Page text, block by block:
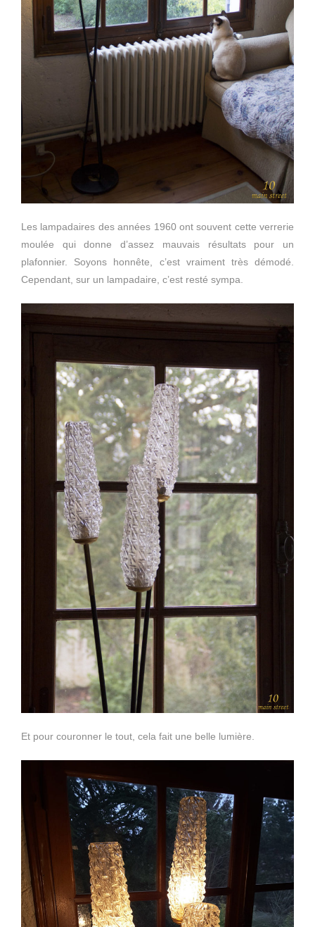
Les lampadaires des années 1960 ont souvent cette verrerie
moulée qui donne d’assez mauvais résultats pour un
plafonnier. Soyons honnête, c’est vraiment très démodé.
Cependant, sur un lampadaire, c’est resté sympa.
Et pour couronner le tout, cela fait une belle lumière.